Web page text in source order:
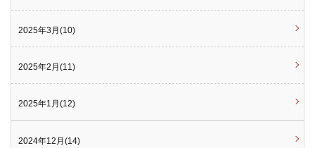
2025年3月(10)
2025年2月(11)
2025年1月(12)
2024年12月(14)